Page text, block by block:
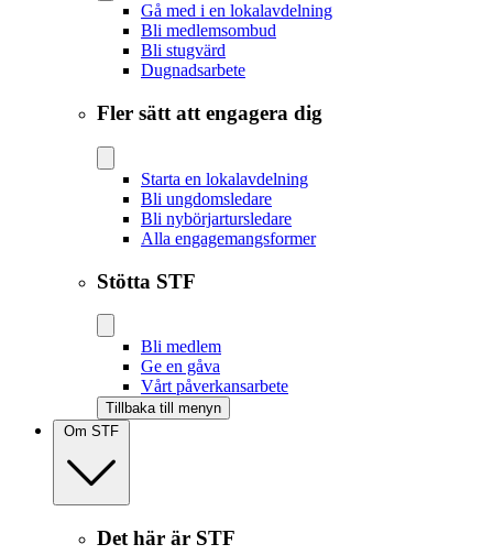
Gå med i en lokalavdelning
Bli medlemsombud
Bli stugvärd
Dugnadsarbete
Fler sätt att engagera dig
Starta en lokalavdelning
Bli ungdomsledare
Bli nybörjartursledare
Alla engagemangsformer
Stötta STF
Bli medlem
Ge en gåva
Vårt påverkansarbete
Tillbaka till menyn
Om STF
Det här är STF